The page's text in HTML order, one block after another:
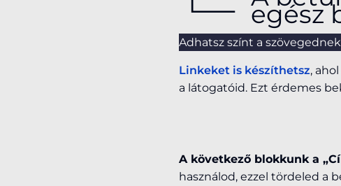
egész
Adhatsz színt a
Linkeket is készíthetsz,
a látogatóid. Ezt érdemes
A következő blokkunk a
használod, ezzel tördeled a